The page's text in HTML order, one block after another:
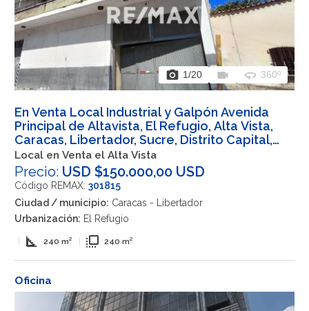
photo_camera 1/20 videocam 360 360º
En Venta Local Industrial y Galpón Avenida
Principal de Altavista, El Refugio, Alta Vista,
Caracas, Libertador, Sucre, Distrito Capital,
1030, VEN
Local en Venta el Alta Vista
Precio: USD $150.000,00 USD
Código REMAX: 301815
Ciudad / municipio: Caracas - Libertador
Urbanización: El Refugio
square_foot 240 m² flip_to_front 240 m²
Oficina